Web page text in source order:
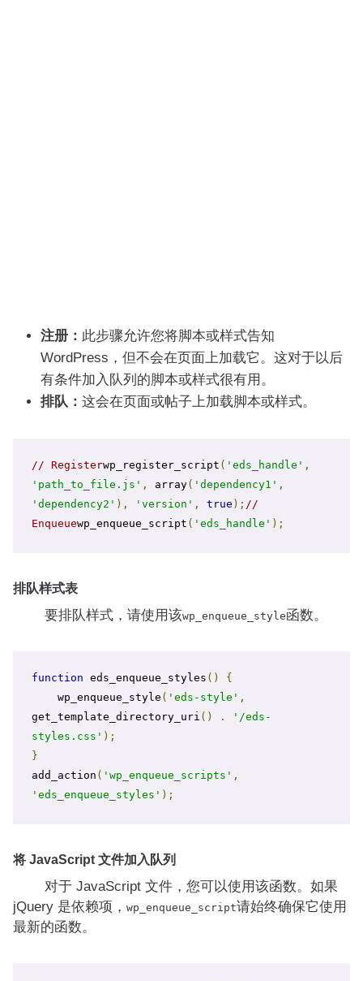
注册： 此步骤允许您将脚本或样式告知
WordPress，但不会在页面上加载它。这对于以后
有条件加入队列的脚本或样式很有用。
排队： 这会在页面或帖子上加载脚本或样式。
// Registerwp_register_script ( 'eds_handle' ,
'path_to_file.js' , array( 'dependency1' ,
'dependency2' ), 'version' , true ); //
Enqueuewp_enqueue_script ( 'eds_handle' );
排队样式表
要排队样式，请使用该wp_enqueue_style函数。
function eds_enqueue_styles ()
{
    wp_enqueue_style
( 'eds-style' ,
get_template_directory_uri () .
'/eds-
styles.css' );
}
add_action ( 'wp_enqueue_scripts' ,
'eds_enqueue_styles' );
将 JavaScript 文件加入队列
对于 JavaScript 文件，您可以使用该函数。如果
jQuery 是依赖项， wp_enqueue_script请始终确保它使用
最新的函数。